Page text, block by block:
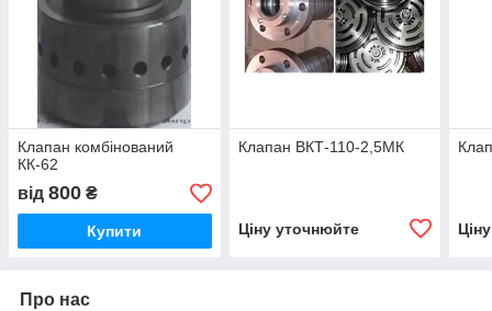
Клапан комбінований
КК-62
від 800 ₴
Купити
Клапан ВКТ-110-2,5МК
Ціну уточнюйте
Про нас